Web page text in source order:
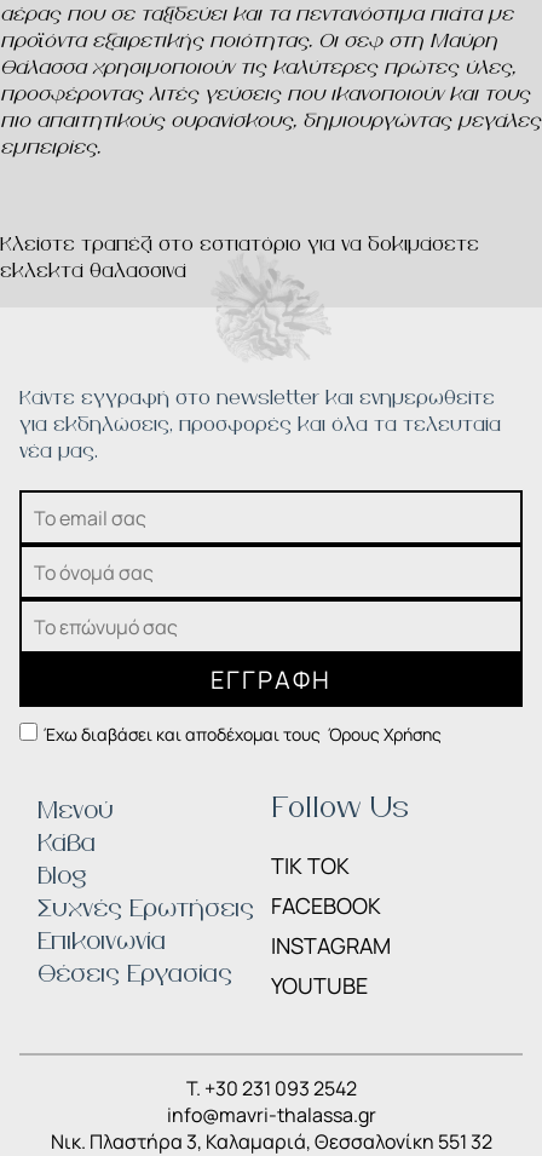
αέρας που σε ταξιδεύει και τα πεντανόστιμα πιάτα με
προϊόντα εξαιρετικής ποιότητας. Οι σεφ στη Μαύρη
Θάλασσα χρησιμοποιούν τις καλύτερες πρώτες ύλες,
προσφέροντας λιτές γεύσεις που ικανοποιούν και τους
πιο απαιτητικούς ουρανίσκους, δημιουργώντας μεγάλες
εμπειρίες.
Κλείστε τραπέζι στο εστιατόριο για να δοκιμάσετε
εκλεκτά θαλασσινά
Μενού
Κάβα
Blog
Συχνές Ερωτήσεις
Επικοινωνία
Θέσεις Εργασίας
Follow Us
TIK TOK
FACEBOOK
INSTAGRAM
YOUTUBE
Κάντε εγγραφή στο newsletter και ενημερωθείτε
για εκδηλώσεις, προσφορές και όλα τα τελευταία
νέα μας.
ΕΓΓΡΑΦΗ
Έχω διαβάσει και αποδέχομαι τους Όρους Χρήσης
T. +30 231 093 2542
info@mavri-thalassa.gr
Nικ. Πλαστήρα 3, Καλαμαριά, Θεσσαλονίκη 551 32